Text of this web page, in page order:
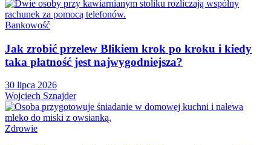
Bankowość
Jak zrobić przelew Blikiem krok po kroku i kiedy
taka płatność jest najwygodniejsza?
30 lipca 2026
Wojciech Sznajder
Zdrowie